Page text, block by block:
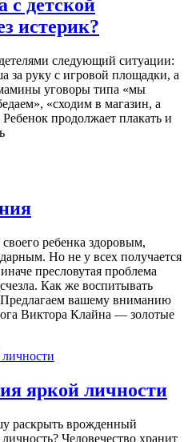
с детской
истерик?
следующий ситуации:
за руку с игровой площадки, а
уговоры типа «мы
«сходим в магазин, а
продолжает плакать и
ребенка здоровым,
Но не у всех получается
пресловутая проблема
Как же воспитывать
вашему вниманию
Виктора Клайна — золотые
яркой личности
раскрыть врожденный
Человечество хранит